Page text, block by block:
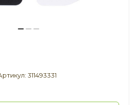
311493331